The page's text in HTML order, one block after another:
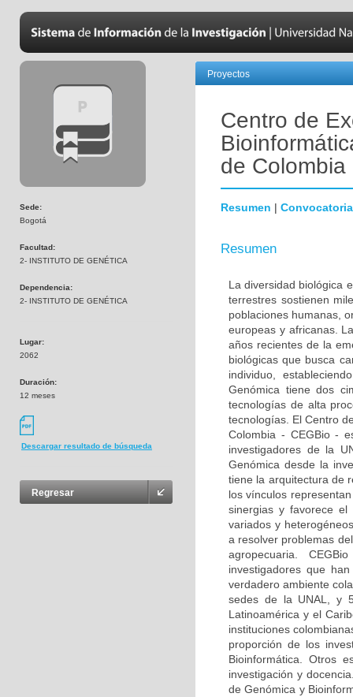
Sede:
Bogotá
Facultad:
2- INSTITUTO DE GENÉTICA
Dependencia:
2- INSTITUTO DE GENÉTICA
Lugar:
2062
Duración:
12 meses
Descargar resultado de búsqueda
Regresar
Proyectos
Centro de
de Colombia
Resumen | Convocatoria
Resumen
La diversidad biológica
terrestres sostienen
poblaciones humanas,
europeas y africanas.
años recientes de la
biológicas que busca
individuo,
Genómica tiene dos
tecnologías de alta
tecnologías. El Centro
Colombia - CEGBio -
investigadores de la
Genómica desde la
tiene la arquitectura de
los vínculos
sinergias y favorece el
variados y
a resolver problemas
agropecuaria.
investigadores que
verdadero ambiente
sedes de la UNAL, y
Latinoamérica y el
instituciones
proporción de los
Bioinformática. Otros
investigación y
de Genómica y